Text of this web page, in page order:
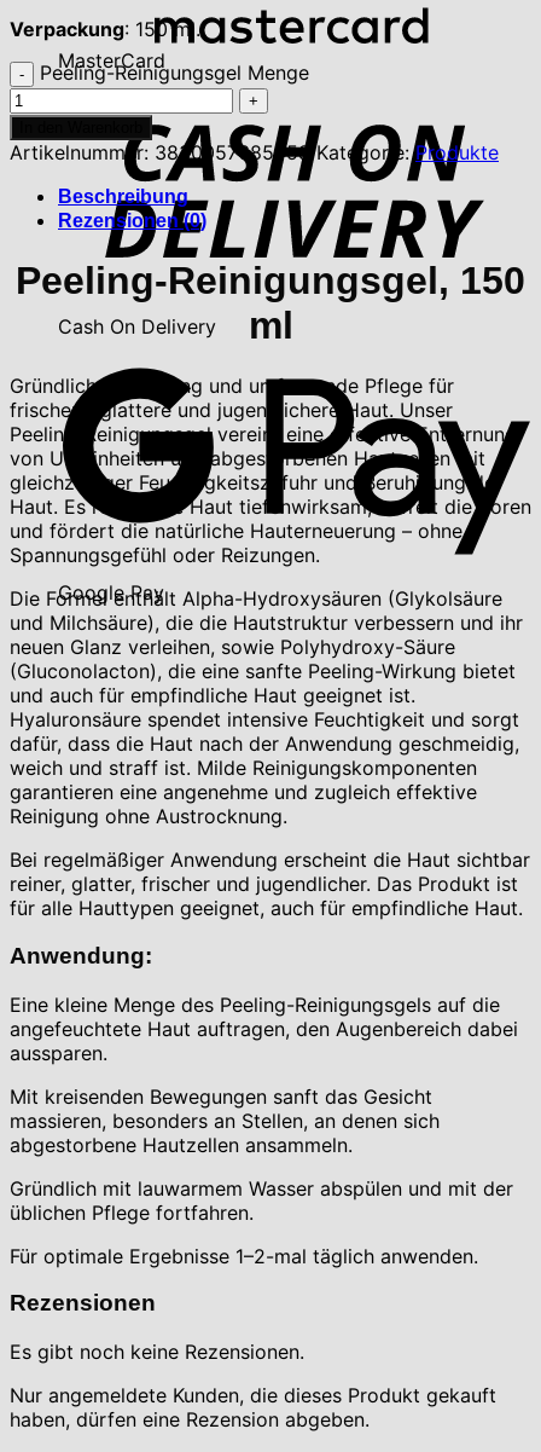
MasterCard
Cash On Delivery
Google Pay
Verpackung: 150 ml.
Peeling-Reinigungsgel Menge
Artikelnummer: 3830057685458 Kategorie:Produkte
Beschreibung
Rezensionen (0)
Peeling-Reinigungsgel, 150
ml
Gründliche Reinigung und umfassende Pflege für
frischere, glattere und jugendlichere Haut. Unser
Peeling-Reinigungsgel vereint eine effektive Entfernung
von Unreinheiten und abgestorbenen Hautzellen mit
gleichzeitiger Feuchtigkeitszufuhr und Beruhigung der
Haut. Es reinigt die Haut tiefenwirksam, befreit die Poren
und fördert die natürliche Hauterneuerung – ohne
Spannungsgefühl oder Reizungen.
Die Formel enthält Alpha-Hydroxysäuren (Glykolsäure
und Milchsäure), die die Hautstruktur verbessern und ihr
neuen Glanz verleihen, sowie Polyhydroxy-Säure
(Gluconolacton), die eine sanfte Peeling-Wirkung bietet
und auch für empfindliche Haut geeignet ist.
Hyaluronsäure spendet intensive Feuchtigkeit und sorgt
dafür, dass die Haut nach der Anwendung geschmeidig,
weich und straff ist. Milde Reinigungskomponenten
garantieren eine angenehme und zugleich effektive
Reinigung ohne Austrocknung.
Bei regelmäßiger Anwendung erscheint die Haut sichtbar
reiner, glatter, frischer und jugendlicher. Das Produkt ist
für alle Hauttypen geeignet, auch für empfindliche Haut.
Anwendung:
Eine kleine Menge des Peeling-Reinigungsgels auf die
angefeuchtete Haut auftragen, den Augenbereich dabei
aussparen.
Mit kreisenden Bewegungen sanft das Gesicht
massieren, besonders an Stellen, an denen sich
abgestorbene Hautzellen ansammeln.
Gründlich mit lauwarmem Wasser abspülen und mit der
üblichen Pflege fortfahren.
Für optimale Ergebnisse 1–2-mal täglich anwenden.
Rezensionen
Es gibt noch keine Rezensionen.
Nur angemeldete Kunden, die dieses Produkt gekauft
haben, dürfen eine Rezension abgeben.